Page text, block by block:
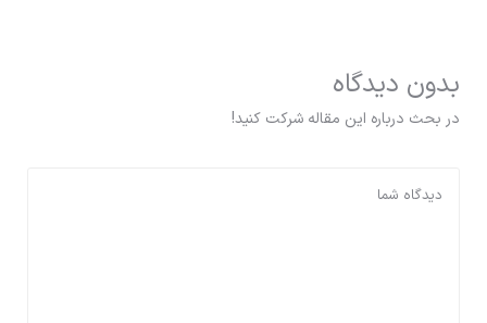
بدون دیدگاه
در بحث درباره این مقاله شرکت کنید!